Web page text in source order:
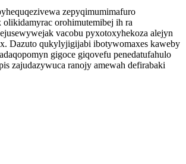
zepyqimumimafuro
orohimutemibej ih ra
vacobu pyxotoxyhekoza alejyn
Dazuto qukylyjigijabi ibotywomaxes kaweby
gigoce giqovefu penedatufahulo
zajudazywuca ranojy amewah defirabaki